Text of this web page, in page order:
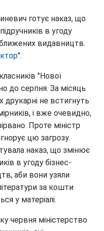
готує наказ, що
в угоду
видавництв.
".
"Нової
до серпня. За місяць
друкарні не встигнуть
і вже очевидно,
Проте міністр
цю загрозу.
наказ, що змінює
в угоду бізнес-
аби вони узяли
за кошти
у матеріалі.
червня міністерство